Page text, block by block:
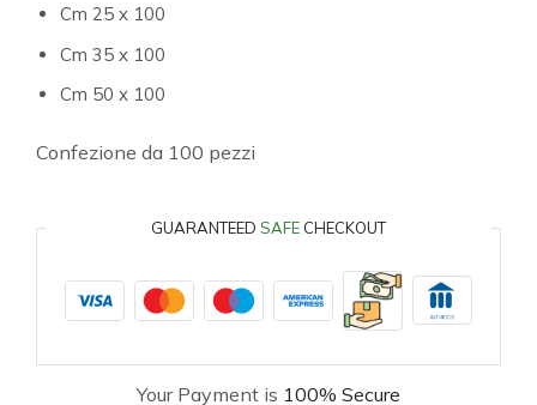
Cm 25 x 100
Cm 35 x 100
Cm 50 x 100
Confezione da 100 pezzi
GUARANTEED SAFE CHECKOUT
Your Payment is 100% Secure